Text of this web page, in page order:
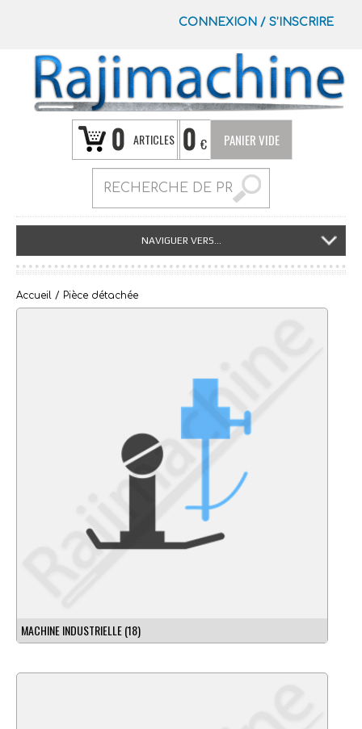
CONNEXION / S’INSCRIRE
0 ARTICLES 0 € PANIER VIDE
NAVIGUER VERS...
Accueil / Pièce détachée
MACHINE INDUSTRIELLE(18)